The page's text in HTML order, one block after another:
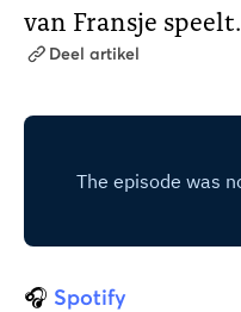
van Fransje speelt.
Deel artikel
🎧 Spotify